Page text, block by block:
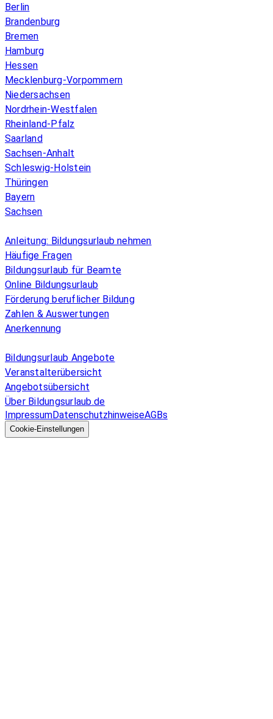
Berlin
Brandenburg
Bremen
Hamburg
Hessen
Mecklenburg-Vorpommern
Niedersachsen
Nordrhein-Westfalen
Rheinland-Pfalz
Saarland
Sachsen-Anhalt
Schleswig-Holstein
Thüringen
Bayern
Sachsen
Anleitung: Bildungsurlaub nehmen
Häufige Fragen
Bildungsurlaub für Beamte
Online Bildungsurlaub
Förderung beruflicher Bildung
Zahlen & Auswertungen
Anerkennung
Bildungsurlaub Angebote
Veranstalterübersicht
Angebotsübersicht
Über Bildungsurlaub.de
ImpressumDatenschutzhinweiseAGBs
Cookie-Einstellungen